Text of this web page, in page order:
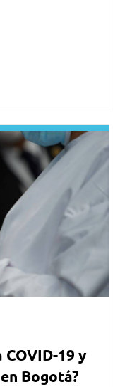
19 y
Bogotá?